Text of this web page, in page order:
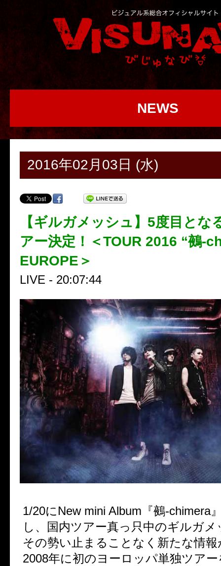
NEWS
2016年02月03日 (水)
【ギルガメッシュ】5度目とな
アー決定！＜TOUR 2016 “鵺-
EUROPE＞
LIVE - 20:07:44
1/20にNew mini Album『鵺-chimera
し、国内ツアー真っ只中のギルガ
その勢い止まることなく新たな情
2008年に初のヨーロッパ単独ツア